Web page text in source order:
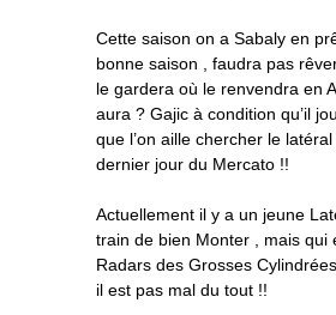
Cette saison on a Sabaly en
bonne saison , faudra pas
le gardera où le renvendra en
aura ? Gajic à condition qu’il
que l’on aille chercher le
dernier jour du Mercato !!
Actuellement il y a un jeune
train de bien Monter , mais qui
Radars des Grosses
il est pas mal du tout !!